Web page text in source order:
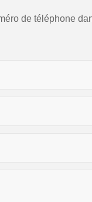
de téléphone